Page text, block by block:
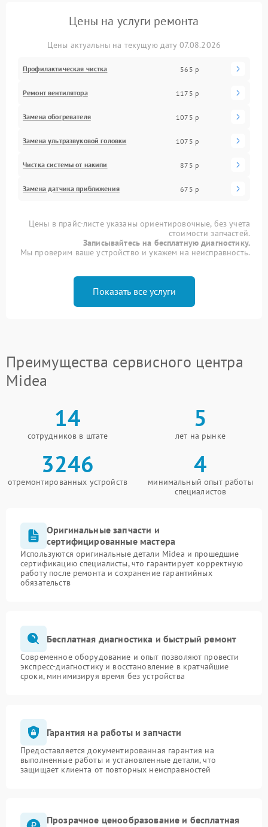
Цены на услуги ремонта
Цены актуальны на текущую дату 07.08.2026
Профилактическая чистка 565 р
Ремонт вентилятора 1175 р
Замена обогревателя 1075 р
Замена ультразвуковой головки 1075 р
Чистка системы от накипи 875 р
Замена датчика приближения 675 р
Цены в прайс-листе указаны ориентировочные, без учета
стоимости запчастей.
Записывайтесь на бесплатную диагностику.
Мы проверим ваше устройство и укажем на неисправность.
Показать все услуги
Преимущества сервисного центра
Midea
14
сотрудников в штате
5
лет на рынке
3246
отремонтированных устройств
4
минимальный опыт работы
специалистов
Оригинальные запчасти и
сертифицированные мастера
Используются оригинальные детали Midea и прошедшие
сертификацию специалисты, что гарантирует корректную
работу после ремонта и сохранение гарантийных
обязательств
Бесплатная диагностика и быстрый ремонт
Современное оборудование и опыт позволяют провести
экспресс-диагностику и восстановление в кратчайшие
сроки, минимизируя время без устройства
Гарантия на работы и запчасти
Предоставляется документированная гарантия на
выполненные работы и установленные детали, что
защищает клиента от повторных неисправностей
Прозрачное ценообразование и бесплатная